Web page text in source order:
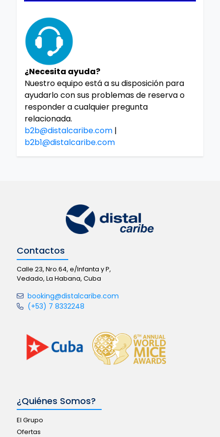
¿Necesita ayuda?
Nuestro equipo está a su disposición para
ayudarlo con sus problemas de reserva o
responder a cualquier pregunta
relacionada.
b2b@distalcaribe.com|
b2b1@distalcaribe.com
Contactos
Calle 23, Nro.64, e/Infanta y P,
Vedado, La Habana, Cuba
booking@distalcaribe.com
(+53) 7 8332248
¿Quiénes Somos?
El Grupo
Ofertas